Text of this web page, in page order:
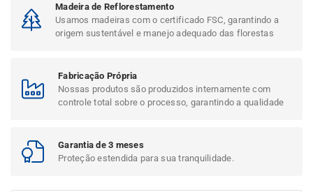
Madeira de Reflorestamento
Usamos madeiras com o certificado FSC, garantindo a
origem sustentável e manejo adequado das florestas
Fabricação Própria
Nossas produtos são produzidos internamente com
controle total sobre o processo, garantindo a qualidade
Garantia de 3 meses
Proteção estendida para sua tranquilidade.